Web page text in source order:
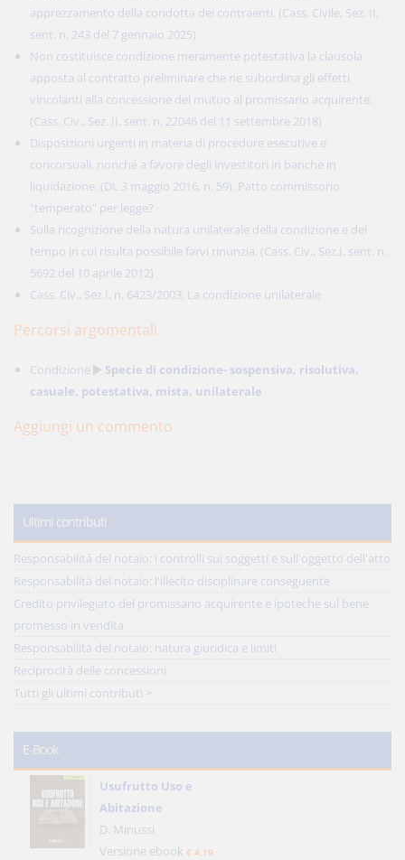
apprezzamento della condotta dei contraenti. (Cass. Civile, Sez. II,
sent. n. 243 del 7 gennaio 2025)
Non costituisce condizione meramente potestativa la clausola
apposta al contratto preliminare che ne subordina gli effetti
vincolanti alla concessione del mutuo al promissario acquirente.
(Cass. Civ., Sez. II, sent. n. 22046 del 11 settembre 2018)
Disposizioni urgenti in materia di procedure esecutive e
concorsuali, nonché a favore degli investitori in banche in
liquidazione. (DL 3 maggio 2016, n. 59). Patto commissorio
"temperato" per legge?
Sulla ricognizione della natura unilaterale della condizione e del
tempo in cui risulta possibile farvi rinunzia. (Cass. Civ., Sez.I, sent. n.
5692 del 10 aprile 2012)
Cass. Civ., Sez.I, n. 6423/2003. La condizione unilaterale
Percorsi argomentali
Condizione
Specie di condizione- sospensiva, risolutiva,
casuale, potestativa, mista, unilaterale
Aggiungi un commento
Ultimi contributi
Responsabilità del notaio: i controlli sui soggetti e sull'oggetto dell'atto
Responsabilità del notaio: l'illecito disciplinare conseguente
Credito privilegiato del promissario acquirente e ipoteche sul bene
promesso in vendita
Responsabilità del notaio: natura giuridica e limiti
Reciprocità delle concessioni
Tutti gli ultimi contributi >
E-Book
Usufrutto Uso e
Abitazione
D. Minussi
Versione ebook € 4,19